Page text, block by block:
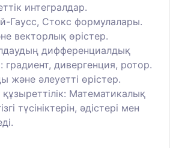
интегралдар.
Гаусс, Стокс формулалары.
векторлық өрістер.
дифференциалдық
градиент, дивергенция, ротор.
және әлеуетті өрістер.
Математикалық
түсініктерін, әдістері мен